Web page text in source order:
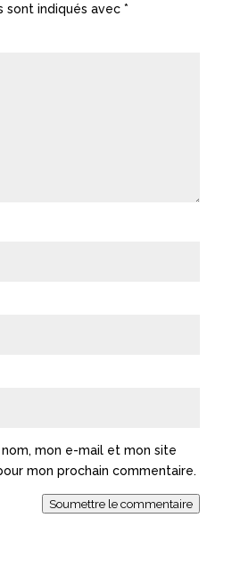
sont indiqués avec *
mon e-mail et mon site
mon prochain commentaire.
Soumettre le commentaire